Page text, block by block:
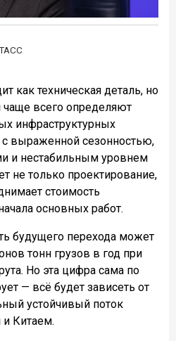
как техническая деталь, но
всего определяют
инфраструктурных
выраженной сезонностью,
и нестабильным уровнем
не только проектирование,
стоимость
основных работ.
будущего перехода может
тонн грузов в год при
Но эта цифра сама по
— всё будет зависеть от
устойчивый поток
Китаем.